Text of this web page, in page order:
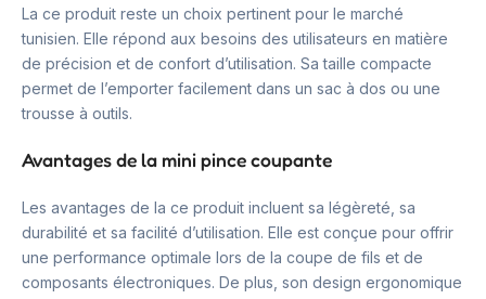
La ce produit reste un choix pertinent pour le marché
tunisien. Elle répond aux besoins des utilisateurs en matière
de précision et de confort d’utilisation. Sa taille compacte
permet de l’emporter facilement dans un sac à dos ou une
trousse à outils.
Avantages de la mini pince coupante
Les avantages de la ce produit incluent sa légèreté, sa
durabilité et sa facilité d’utilisation. Elle est conçue pour offrir
une performance optimale lors de la coupe de fils et de
composants électroniques. De plus, son design ergonomique